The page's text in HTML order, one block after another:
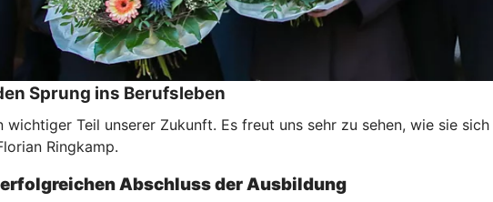
Sprung ins Berufsleben
wichtiger Teil unserer Zukunft. Es freut uns sehr zu sehen, wie sie
Ringkamp.
Abschluss der Ausbildung